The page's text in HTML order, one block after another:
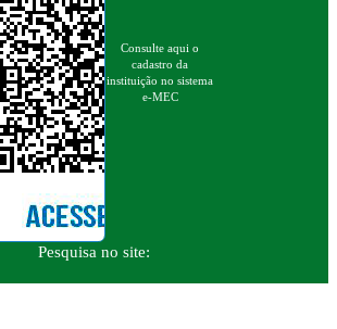
Consulte aqui o
cadastro da
instituição no sistema
e-MEC
Pesquisa no site: